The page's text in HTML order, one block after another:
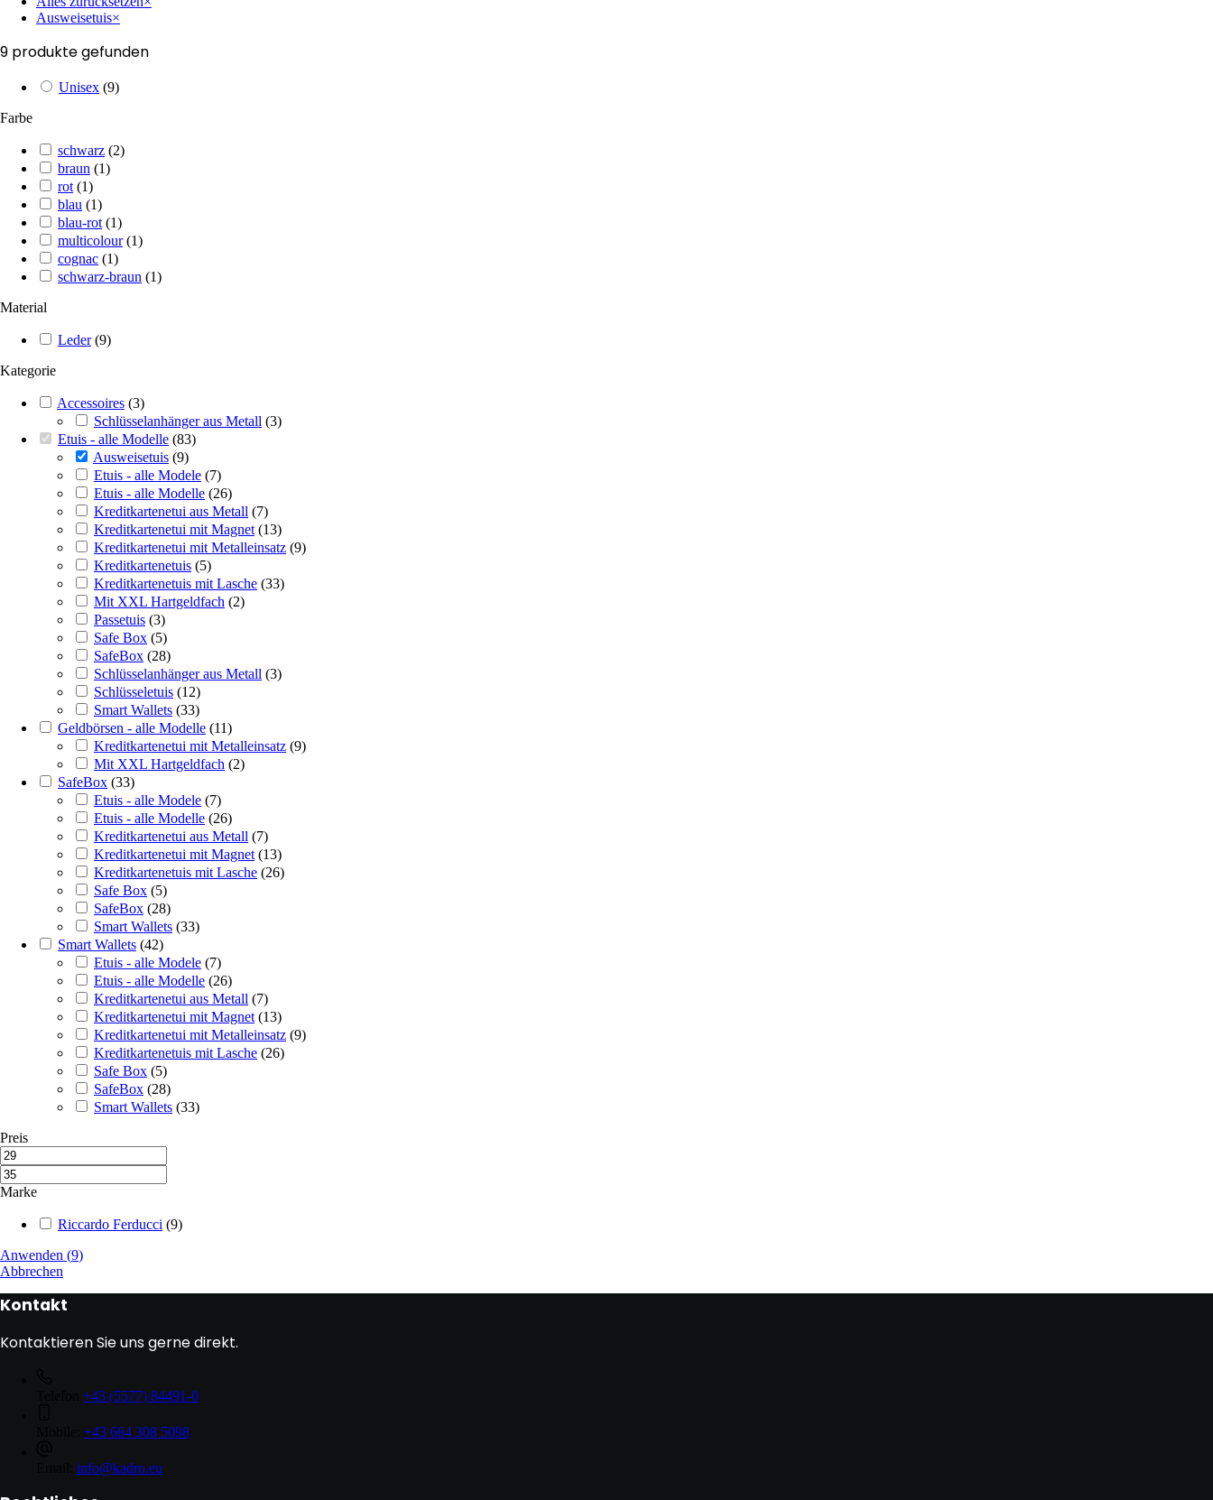
Ausweisetuis×
9 produkte gefunden
Unisex (9)
Farbe
schwarz (2)
braun (1)
rot (1)
blau (1)
blau-rot (1)
multicolour (1)
cognac (1)
schwarz-braun (1)
Material
Leder (9)
Kategorie
Accessoires (3)
Schlüsselanhänger aus Metall (3)
Etuis - alle Modelle (83)
Ausweisetuis (9)
Etuis - alle Modele (7)
Etuis - alle Modelle (26)
Kreditkartenetui aus Metall (7)
Kreditkartenetui mit Magnet (13)
Kreditkartenetui mit Metalleinsatz (9)
Kreditkartenetuis (5)
Kreditkartenetuis mit Lasche (33)
Mit XXL Hartgeldfach (2)
Passetuis (3)
Safe Box (5)
SafeBox (28)
Schlüsselanhänger aus Metall (3)
Schlüsseletuis (12)
Smart Wallets (33)
Geldbörsen - alle Modelle (11)
Kreditkartenetui mit Metalleinsatz (9)
Mit XXL Hartgeldfach (2)
SafeBox (33)
Etuis - alle Modele (7)
Etuis - alle Modelle (26)
Kreditkartenetui aus Metall (7)
Kreditkartenetui mit Magnet (13)
Kreditkartenetuis mit Lasche (26)
Safe Box (5)
SafeBox (28)
Smart Wallets (33)
Smart Wallets (42)
Etuis - alle Modele (7)
Etuis - alle Modelle (26)
Kreditkartenetui aus Metall (7)
Kreditkartenetui mit Magnet (13)
Kreditkartenetui mit Metalleinsatz (9)
Kreditkartenetuis mit Lasche (26)
Safe Box (5)
SafeBox (28)
Smart Wallets (33)
Preis
Marke
Riccardo Ferducci (9)
Anwenden (9)
Abbrechen
Kontakt
Kontaktieren Sie uns gerne direkt.
+43 (5577) 84491-0
+43 664 308 5098
info@kadro.eu